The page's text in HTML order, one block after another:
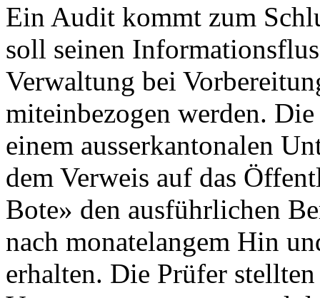
Ein Audit kommt zum
soll seinen
Verwaltung bei
miteinbezogen werden.
einem ausserkantonalen
dem Verweis auf das
Bote» den ausführlichen
nach monatelangem Hin
erhalten. Die Prüfer stellten